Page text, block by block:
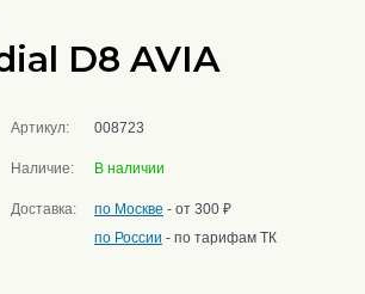
D8 AVIA
Артикул: 008723
Наличие: В наличии
Доставка: по Москве - от 300 ₽
по России - по тарифам ТК